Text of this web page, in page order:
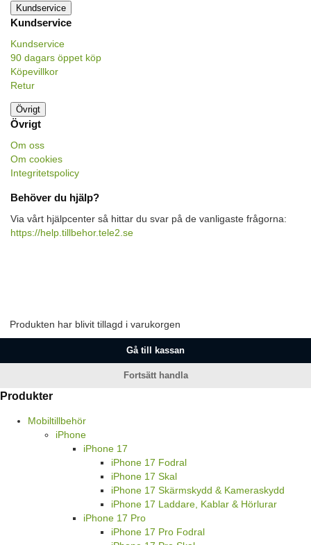
Kundservice
Kundservice
Kundservice
90 dagars öppet köp
Köpevillkor
Retur
Övrigt
Övrigt
Om oss
Om cookies
Integritetspolicy
Behöver du hjälp?
Via vårt hjälpcenter så hittar du svar på de vanligaste frågorna:
https://help.tillbehor.tele2.se
Produkten har blivit tillagd i varukorgen
Gå till kassan
Fortsätt handla
Produkter
Mobiltillbehör
iPhone
iPhone 17
iPhone 17 Fodral
iPhone 17 Skal
iPhone 17 Skärmskydd & Kameraskydd
iPhone 17 Laddare, Kablar & Hörlurar
iPhone 17 Pro
iPhone 17 Pro Fodral